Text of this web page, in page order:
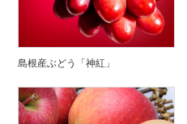
島根産ぶどう「神紅」